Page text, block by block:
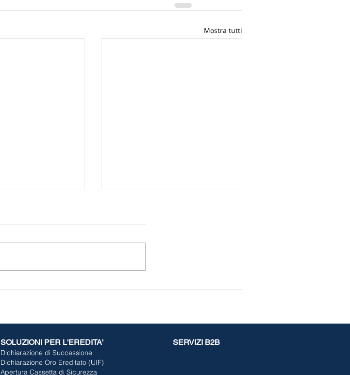
Mostra tutti
SOLUZIONI PER L'EREDITA'
Dichiarazione di Successione
Dichiarazione Oro Ereditato (UIF)
Apertura Cassetta di Sicurezza
SERVIZI B2B